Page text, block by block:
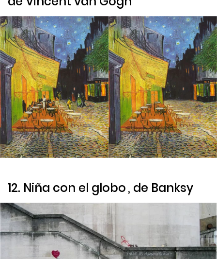
12. Niña con el globo, de Banksy